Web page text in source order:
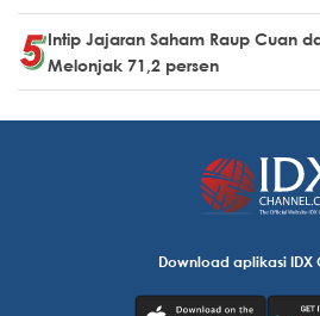
Intip Jajaran Saham Raup Cuan
Melonjak 71,2 persen
Download aplikasi IDX